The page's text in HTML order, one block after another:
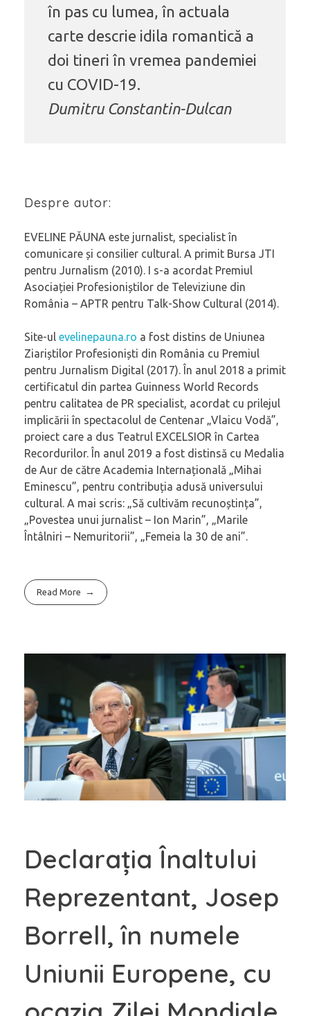
în pas cu lumea, în actuala
carte descrie idila romantică a
doi tineri în vremea pandemiei
cu COVID-19.
Dumitru Constantin-Dulcan
Despre autor:
EVELINE PĂUNA este jurnalist, specialist în
comunicare și consilier cultural. A primit Bursa JTI
pentru Jurnalism (2010). I s-a acordat Premiul
Asociației Profesioniștilor de Televiziune din
România – APTR pentru Talk-Show Cultural (2014).
Site-ul evelinepauna.ro a fost distins de Uniunea
Ziariștilor Profesioniști din România cu Premiul
pentru Jurnalism Digital (2017). În anul 2018 a primit
certificatul din partea Guinness World Records
pentru calitatea de PR specialist, acordat cu prilejul
implicării în spectacolul de Centenar „Vlaicu Vodă”,
proiect care a dus Teatrul EXCELSIOR în Cartea
Recordurilor. În anul 2019 a fost distinsă cu Medalia
de Aur de către Academia Internațională „Mihai
Eminescu”, pentru contribuția adusă universului
cultural. A mai scris: „Să cultivăm recunoștința”,
„Povestea unui jurnalist – Ion Marin”, „Marile
Întâlniri – Nemuritorii”, „Femeia la 30 de ani”.
Read More
Declarația Înaltului
Reprezentant, Josep
Borrell, în numele
Uniunii Europene, cu